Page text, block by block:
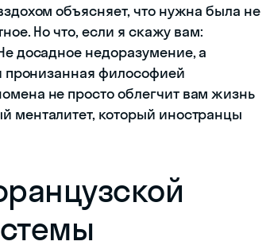
объясняет, что нужна была не
Но что, если я скажу вам:
досадное недоразумение, а
пронизанная философией
не просто облегчит вам жизнь
менталитет, который иностранцы